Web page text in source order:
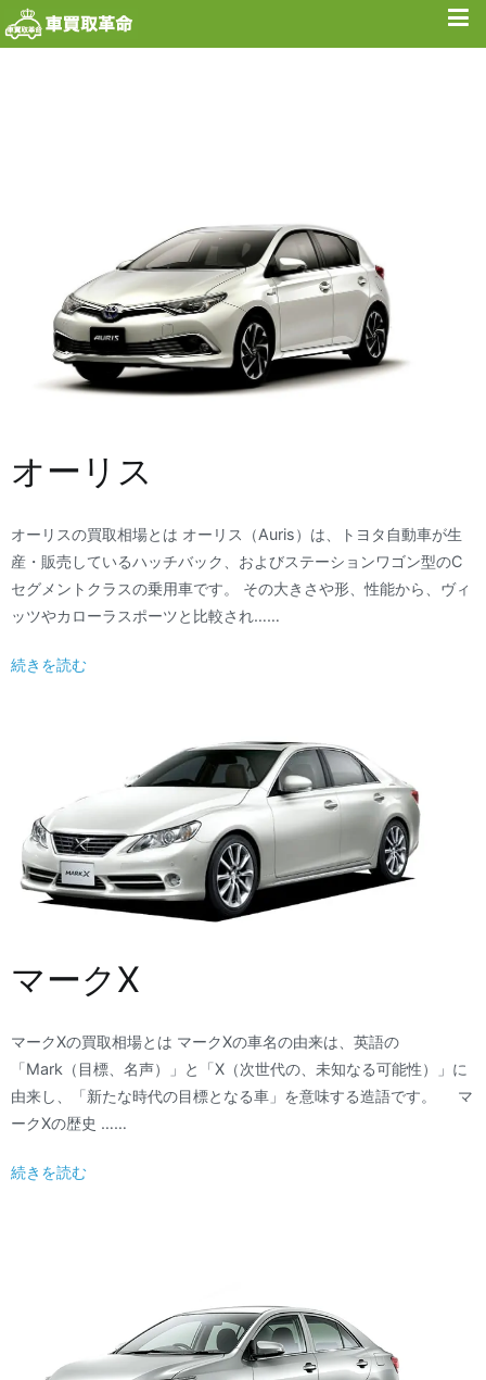
オーリス
オーリスの買取相場とは オーリス（Auris）は、トヨタ自動車が生
産・販売しているハッチバック、およびステーションワゴン型のC
セグメントクラスの乗用車です。 その大きさや形、性能から、ヴィ
ッツやカローラスポーツと比較され……
続きを読む
マークX
マークXの買取相場とは マークXの車名の由来は、英語の
「Mark（目標、名声）」と「X（次世代の、未知なる可能性）」に
由来し、「新たな時代の目標となる車」を意味する造語です。 マ
ークXの歴史 ……
続きを読む